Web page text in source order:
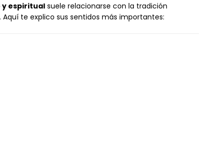
espiritualsuele relacionarse con la tradición
Aquí te explico sus sentidos más importantes: